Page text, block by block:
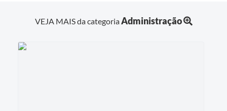
VEJA MAIS da categoriaAdministração